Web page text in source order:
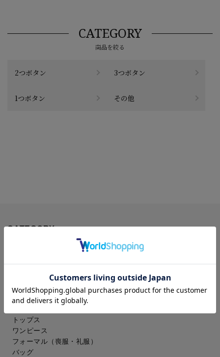
CATEGORY
商品を絞る
2つボタン 3つボタン
1つボタン その他
CATEGORY
ジャケット
パンツ
スカート
トップス
ワンピース
フォーマル（喪服・礼服）
バッグ